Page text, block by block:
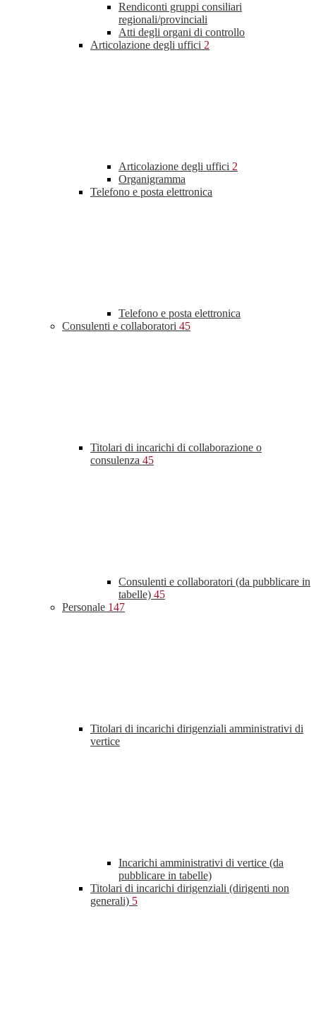
Rendiconti gruppi consiliari
regionali/provinciali
Atti degli organi di controllo
Articolazione degli uffici 2
Articolazione degli uffici 2
Organigramma
Telefono e posta elettronica
Telefono e posta elettronica
Consulenti e collaboratori 45
Titolari di incarichi di collaborazione o
consulenza 45
Consulenti e collaboratori (da pubblicare in
tabelle) 45
Personale 147
Titolari di incarichi dirigenziali amministrativi di
vertice
Incarichi amministrativi di vertice (da
pubblicare in tabelle)
Titolari di incarichi dirigenziali (dirigenti non
generali) 5